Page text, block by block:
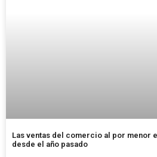
Las ventas del comercio al por menor
desde el año pasado